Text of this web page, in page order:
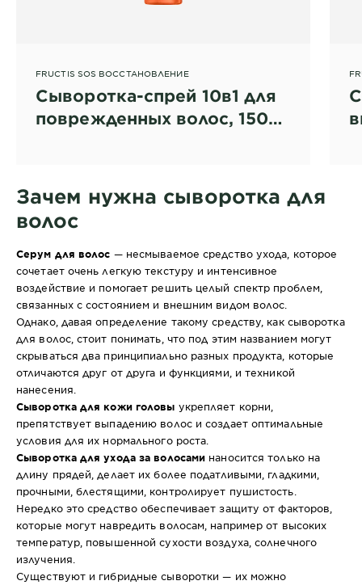
FRUCTIS SOS ВОССТАНОВЛЕНИЕ
Сыворотка-спрей 10в1 для
поврежденных волос, 150
Зачем нужна сыворотка для
волос
Серум для волос — несмываемое средство ухода, которое
сочетает очень легкую текстуру и интенсивное
воздействие и помогает решить целый спектр проблем,
связанных с состоянием и внешним видом волос.
Однако, давая определение такому средству, как сыворотка
для волос, стоит понимать, что под этим названием могут
скрываться два принципиально разных продукта, которые
отличаются друг от друга и функциями, и техникой
нанесения.
Сыворотка для кожи головы укрепляет корни,
препятствует выпадению волос и создает оптимальные
условия для их нормального роста.
Сыворотка для ухода за волосами наносится только на
длину прядей, делает их более податливыми, гладкими,
прочными, блестящими, контролирует пушистость.
Нередко это средство обеспечивает защиту от факторов,
которые могут навредить волосам, например от высоких
температур, повышенной сухости воздуха, солнечного
излучения.
Существуют и гибридные сыворотки — их можно